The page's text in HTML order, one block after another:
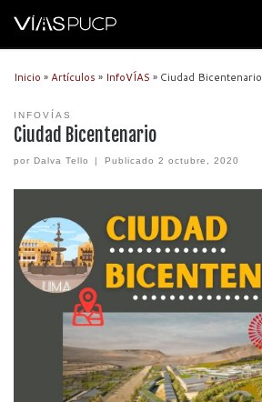
Inicio »Artículos » InfoVÍAS » Ciudad Bicentenario
INFOVÍAS
Ciudad Bicentenario
por Dalva Tello | Publicado 2 octubre, 2020